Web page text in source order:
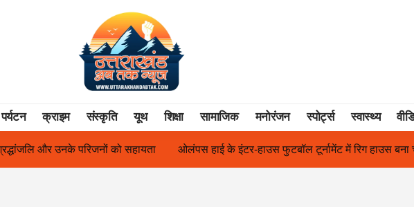
पर्यटन क्राइम संस्कृति यूथ शिक्षा सामाजिक मनोरंजन स्पोर्ट्स स्वास्थ्य
ओलंपस हाई के इंटर-हाउस फुटबॉल टूर्नामेंट में रिग हाउस बना चैंपियन तुलाज़ ने रचा इतिहास, संस्थान